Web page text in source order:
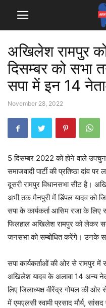
अखिलेश रामपुर
दिसम्‍बर को
सपा में इन 14
November 28, 2022
5 दिसम्‍बर 2022 को होने वाले
समाजवादी पार्टी की प्रतिष्‍ठा दांव
दूसरी रामपुर विधानसभा सीट है।
अभी तक मैनपुरी में डिंपल यादव को
सपा के कार्यकर्ता आसिम रजा के लिए
फिलहाल अखिलेश रामपुर को लेकर
जनसभा को सम्‍बोधित करेंगे। उनके
सपा कार्यकर्ताओं की ओर से रामपुर में
अखिलेश यादव के अलावा 14 अन्‍य
लिए जिलाध्यक्ष वीरेंद्र गोयल की
में एमएलसी स्वामी प्रसाद मौर्य,